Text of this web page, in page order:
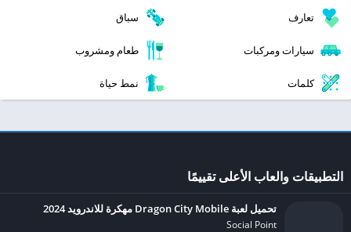
تعارف سباق
سيارات ومركبات طعام ومشروب
كلمات نمط حياة
التطبيقات والعاب الأعلى تقييمًا
تحميل لعبة Dragon City Mobile مهكرة للاندرويد 2024
Social Point‏